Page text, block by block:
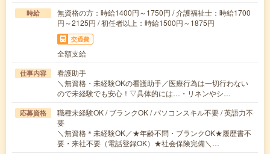
時給
無資格の方：時給1400円～1750円 / 介護福祉士：時給1700
円～2125円 / 初任者以上：時給1500円～1875円
交通費
全額支給
仕事内容
看護助手
＼無資格・未経験OKの看護助手／医療行為は一切行わない
ので未経験でも安心！▽具体的には…・リネンやシ…
応募資格
職種未経験OK / ブランクOK / パソコンスキル不要 / 英語力不
要
＼無資格＊未経験OK／★年齢不問・ブランクOK★履歴書不
要・来社不要（電話登録OK）★社会保険完備＼…